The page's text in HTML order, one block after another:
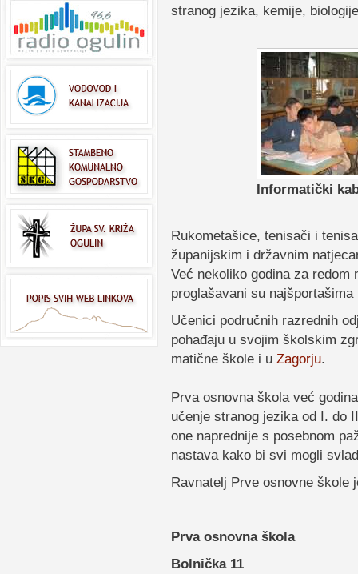
stranog jezika, kemije,
Informatički
Rukometašice, tenisači i
županijskim i državnim
Već nekoliko godina za
proglašavani su
Učenici područnih razrednih
pohađaju u svojim školskim
matične škole i u Zagorju.
Prva osnovna škola već
učenje stranog jezika od I. do
one naprednije s posebnom
nastava kako bi svi mogli
Ravnatelj Prve osnovne škole
Prva osnovna škola
Bolnička 11